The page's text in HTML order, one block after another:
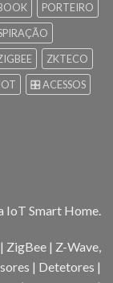
PORTEIRO
ZKTECO
🎛️ ACESSOS
IoT Smart Home.
| Z-Wave,
| Detetores |